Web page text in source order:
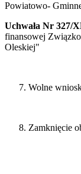
Powiatowo-
Uchwała Nr 327/
finansowej
Oleskiej"
Wolne
Zamknięcie